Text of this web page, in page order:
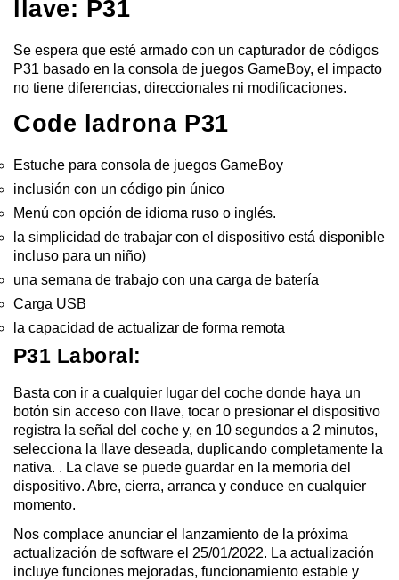
llave: P31
Se espera que esté armado con un capturador de códigos
P31 basado en la consola de juegos GameBoy, el impacto
no tiene diferencias, direccionales ni modificaciones.
Code ladrona P31
Estuche para consola de juegos GameBoy
inclusión con un código pin único
Menú con opción de idioma ruso o inglés.
la simplicidad de trabajar con el dispositivo está disponible
incluso para un niño)
una semana de trabajo con una carga de batería
Carga USB
la capacidad de actualizar de forma remota
P31 Laboral:
Basta con ir a cualquier lugar del coche donde haya un
botón sin acceso con llave, tocar o presionar el dispositivo
registra la señal del coche y, en 10 segundos a 2 minutos,
selecciona la llave deseada, duplicando completamente la
nativa. . La clave se puede guardar en la memoria del
dispositivo. Abre, cierra, arranca y conduce en cualquier
momento.
Nos complace anunciar el lanzamiento de la próxima
actualización de software el 25/01/2022. La actualización
incluye funciones mejoradas, funcionamiento estable y